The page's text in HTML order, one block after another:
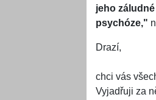
jeho
psychóze,"
Drazí,
chci vás
Vyjadřuji za